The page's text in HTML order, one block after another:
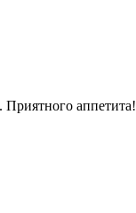
аппетита!